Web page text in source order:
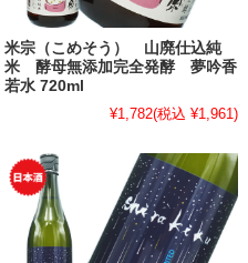
米宗（こめそう） 山廃仕込純
米 酵母無添加完全発酵 夢吟香
若水 720ml
¥1,782(税込 ¥1,961)